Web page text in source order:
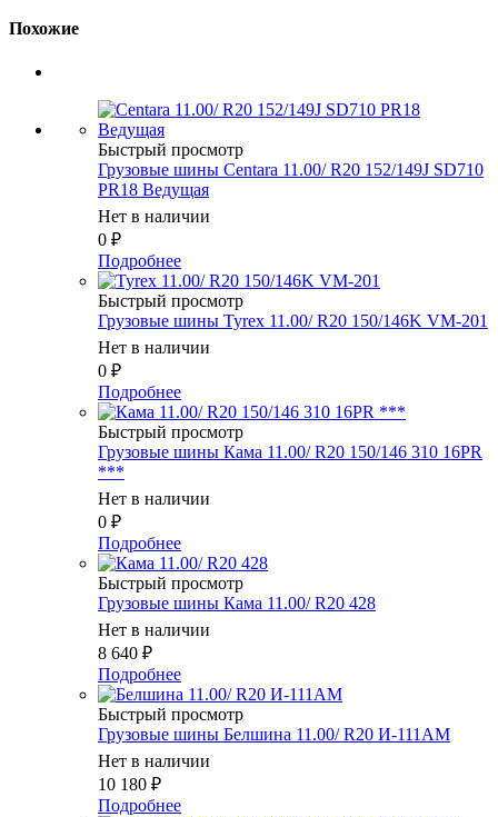
Похожие
Быстрый просмотр
Грузовые шины Centara 11.00/ R20 152/149J SD710
PR18 Ведущая
Нет в наличии
0 ₽
Подробнее
Быстрый просмотр
Грузовые шины Tyrex 11.00/ R20 150/146K VM-201
Нет в наличии
0 ₽
Подробнее
Быстрый просмотр
Грузовые шины Кама 11.00/ R20 150/146 310 16PR
***
Нет в наличии
0 ₽
Подробнее
Быстрый просмотр
Грузовые шины Кама 11.00/ R20 428
Нет в наличии
8 640 ₽
Подробнее
Быстрый просмотр
Грузовые шины Белшина 11.00/ R20 И-111АМ
Нет в наличии
10 180 ₽
Подробнее